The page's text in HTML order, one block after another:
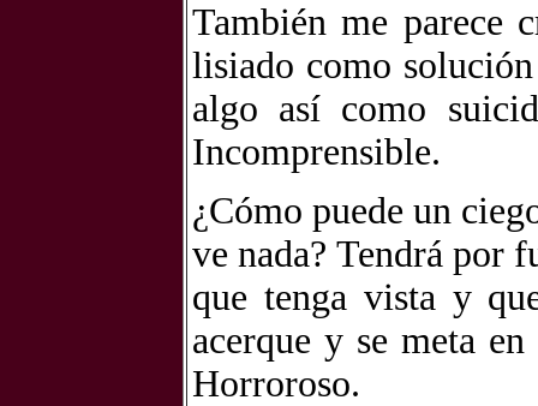
También me parece
lisiado como
algo así como
Incomprensible.
¿Cómo puede un
ve nada? Tendrá por
que tenga vista y
acerque y se meta
Horroroso.